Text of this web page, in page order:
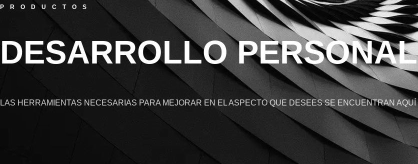
PRODUCTOS
DESARROLLO PERSONAL
LAS HERRAMIENTAS NECESARIAS PARA MEJORAR EN EL ASPECTO QUE DESEES SE ENCUENTRAN AQUÍ